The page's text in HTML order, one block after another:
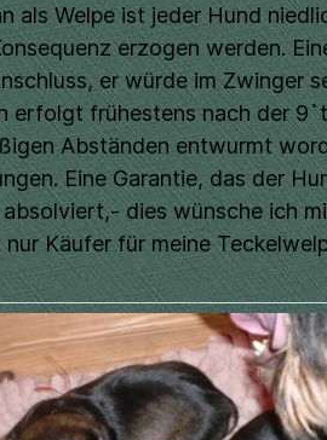
als Welpe ist jeder Hund
erzogen werden.
er würde im Zwinger
erfolgt frühestens nach der
Abständen entwurmt
Eine Garantie, das der
absolviert,- dies wünsche ich
Käufer für meine